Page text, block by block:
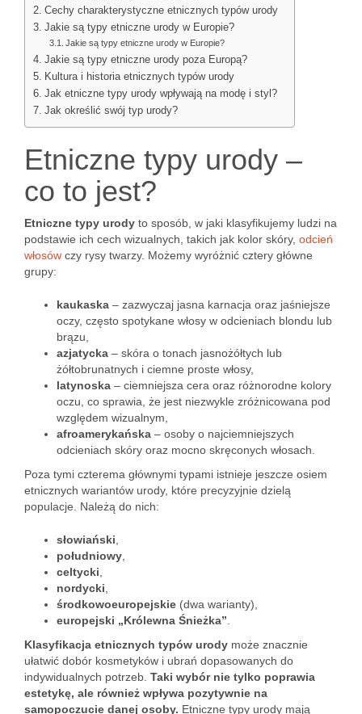
Cechy charakterystyczne etnicznych typów urody
Jakie są typy etniczne urody w Europie?
Jakie są typy etniczne urody w Europie?
Jakie są typy etniczne urody poza Europą?
Kultura i historia etnicznych typów urody
Jak etniczne typy urody wpływają na modę i styl?
Jak określić swój typ urody?
Etniczne typy urody –
co to jest?
Etniczne typy urody to sposób, w jaki klasyfikujemy ludzi na
podstawie ich cech wizualnych, takich jak kolor skóry, odcień
włosów czy rysy twarzy. Możemy wyróżnić cztery główne
grupy:
kaukaska – zazwyczaj jasna karnacja oraz jaśniejsze
oczy, często spotykane włosy w odcieniach blondu lub
brązu,
azjatycka – skóra o tonach jasnożółtych lub
żółtobrunatnych i ciemne proste włosy,
latynoska – ciemniejsza cera oraz różnorodne kolory
oczu, co sprawia, że jest niezwykle zróżnicowana pod
względem wizualnym,
afroamerykańska – osoby o najciemniejszych
odcieniach skóry oraz mocno skręconych włosach.
Poza tymi czterema głównymi typami istnieje jeszcze osiem
etnicznych wariantów urody, które precyzyjnie dzielą
populacje. Należą do nich:
słowiański
południowy
celtycki
nordycki
środkowoeuropejskie (dwa warianty),
europejski „Królewna Śnieżka”
Klasyfikacja etnicznych typów urody może znacznie
ułatwić dobór kosmetyków i ubrań dopasowanych do
indywidualnych potrzeb. Taki wybór nie tylko poprawia
estetykę, ale również wpływa pozytywnie na
samopoczucie danej osoby. Etniczne typy urody mają